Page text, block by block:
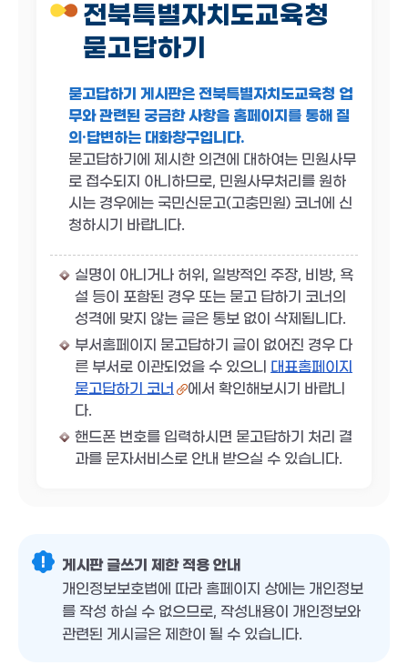
전북특별자치도교육청
묻고답하기
묻고답하기 게시판은 전북특별자치도교육청 업
무와 관련된 궁금한 사항을 홈페이지를 통해 질
의·답변하는 대화창구입니다.
묻고답하기에 제시한 의견에 대하여는 민원사무
로 접수되지 아니하므로, 민원사무처리를 원하
시는 경우에는 국민신문고(고충민원) 코너에 신
청하시기 바랍니다.
실명이 아니거나 허위, 일방적인 주장, 비방, 욕
설 등이 포함된 경우 또는 묻고 답하기 코너의
성격에 맞지 않는 글은 통보 없이 삭제됩니다.
부서홈페이지 묻고답하기 글이 없어진 경우 다
른 부서로 이관되었을 수 있으니 대표홈페이지
묻고답하기 코너
에서 확인해보시기 바랍니
다.
핸드폰 번호를 입력하시면 묻고답하기 처리 결
과를 문자서비스로 안내 받으실 수 있습니다.
게시판 글쓰기 제한 적용 안내
개인정보보호법에 따라 홈페이지 상에는 개인정보
를 작성 하실 수 없으므로, 작성내용이 개인정보와
관련된 게시글은 제한이 될 수 있습니다.